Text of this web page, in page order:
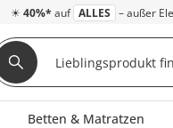
☀ 40%* auf ALLES – außer
Betten & Matratzen